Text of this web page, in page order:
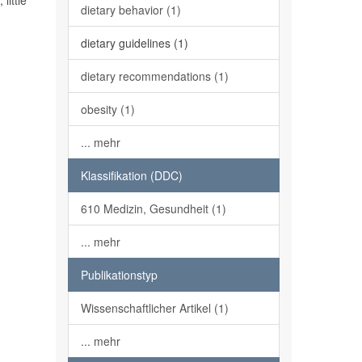
dietary behavior (1)
dietary guidelines (1)
dietary recommendations (1)
obesity (1)
... mehr
Klassifikation (DDC)
610 Medizin, Gesundheit (1)
... mehr
Publikationstyp
Wissenschaftlicher Artikel (1)
... mehr